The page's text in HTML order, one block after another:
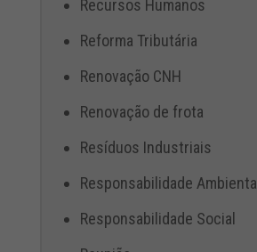
Recursos Humanos
Reforma Tributária
Renovação CNH
Renovação de frota
Resíduos Industriais
Responsabilidade Ambiental
Responsabilidade Social